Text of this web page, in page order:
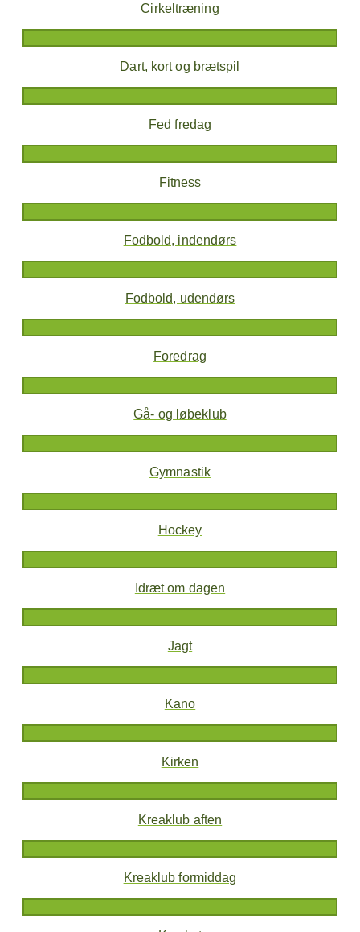
Cirkeltræning
Dart, kort og brætspil
Fed fredag
Fitness
Fodbold, indendørs
Fodbold, udendørs
Foredrag
Gå- og løbeklub
Gymnastik
Hockey
Idræt om dagen
Jagt
Kano
Kirken
Kreaklub aften
Kreaklub formiddag